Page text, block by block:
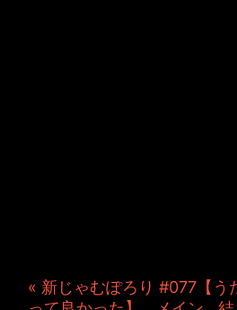
« 新じゃむぽろり #077【う